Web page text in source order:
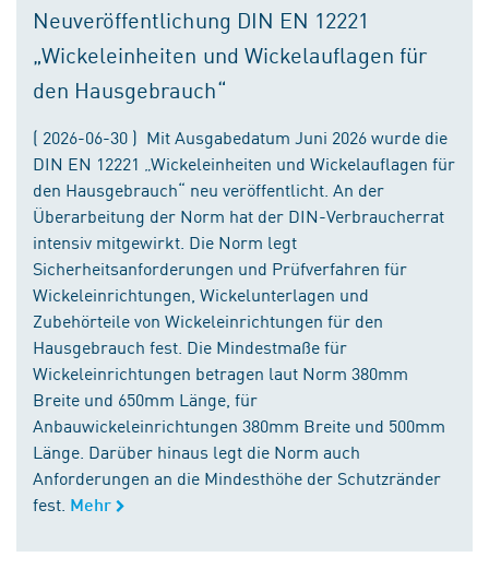
Neuveröffentlichung DIN EN 12221
„Wickeleinheiten und Wickelauflagen für
den Hausgebrauch“
( 2026-06-30 ) Mit Ausgabedatum Juni 2026 wurde die
DIN EN 12221 „Wickeleinheiten und Wickelauflagen für
den Hausgebrauch“ neu veröffentlicht. An der
Überarbeitung der Norm hat der DIN-Verbraucherrat
intensiv mitgewirkt. Die Norm legt
Sicherheitsanforderungen und Prüfverfahren für
Wickeleinrichtungen, Wickelunterlagen und
Zubehörteile von Wickeleinrichtungen für den
Hausgebrauch fest. Die Mindestmaße für
Wickeleinrichtungen betragen laut Norm 380mm
Breite und 650mm Länge, für
Anbauwickeleinrichtungen 380mm Breite und 500mm
Länge. Darüber hinaus legt die Norm auch
Anforderungen an die Mindesthöhe der Schutzränder
fest. Mehr